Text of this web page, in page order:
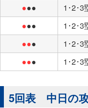
●●● 1･2･3
●●● 1･2･3
●●● 1･2･3
●●● 1･2･3
5回表 中日の